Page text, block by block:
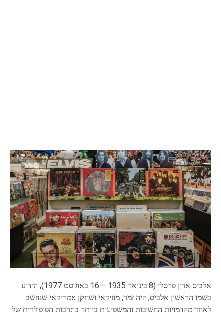
אלביס ארון פרסלי (8 בינואר 1935 – 16 באוגוסט 1977), הידוע
בשמו הראשון אלביס, היה זמר, מוזיקאי ושחקן אמריקאי שנחשב
לאחד מהדמויות החשובות והמשפיעות ביותר בתרבות הפופולרית של